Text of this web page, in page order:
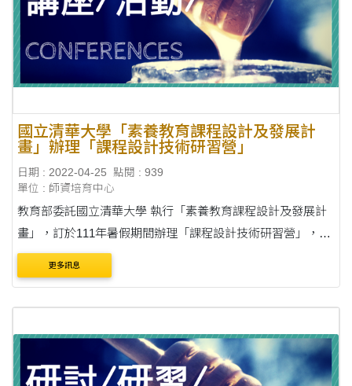
國立清華大學「素養教育課程設計及發展計
畫」辦理「課程設計技術研習營」
日期 : 2022-04-25
點閱 : 939
單位 : 師資培育中心
教育部委託國立清華大學 執行「素養教育課程設計及發展計
畫」，訂於111年暑假期間辦理「課程設計技術研習營」，請
鼓勵貴屬教師踴躍參加。 說明： 一、依據國立清華大學111
更多訊息